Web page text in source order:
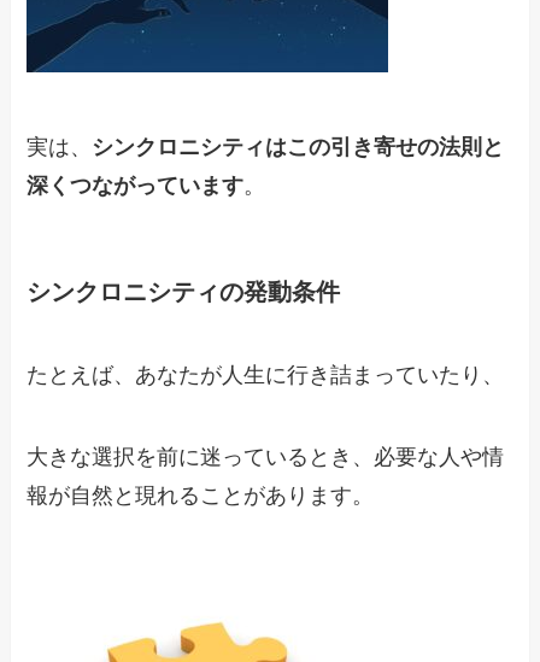
実は、 シンクロニシティはこの引き寄せの法則と
深くつながっています。
シンクロニシティの発動条件
たとえば、あなたが人生に行き詰まっていたり、
大きな選択を前に迷っているとき、必要な人や情
報が自然と現れることがあります。